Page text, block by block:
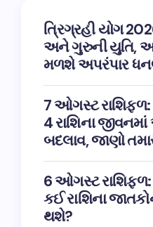
ત્રિગ્રહી યોગ
અને ગુરુની યુતિ,
મળશે અપરંપાર
7 ઓગસ્ટ રાશિફળ:
4 રાશિના
બદલાવ, જાણો
6 ઓગસ્ટ રાશિફળ:
કઈ રાશિના
થશે?